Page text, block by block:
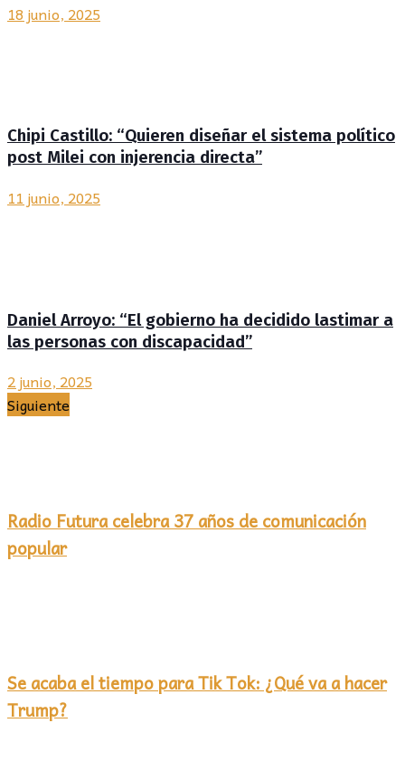
18 junio, 2025
Chipi Castillo: “Quieren diseñar el sistema político
post Milei con injerencia directa”
11 junio, 2025
Daniel Arroyo: “El gobierno ha decidido lastimar a
las personas con discapacidad”
2 junio, 2025
Siguiente
Radio Futura celebra 37 años de comunicación
popular
Se acaba el tiempo para Tik Tok: ¿Qué va a hacer
Trump?